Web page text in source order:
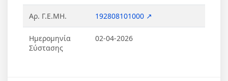
Αρ. Γ.Ε.ΜΗ. 192808101000 ↗
Ημερομηνία
Σύστασης
02-04-2026